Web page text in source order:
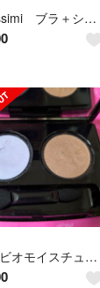
intimissimi ブラ＋ショーツ3点
mimc ビオモイスチュアシャドー 33 プラーナフロー